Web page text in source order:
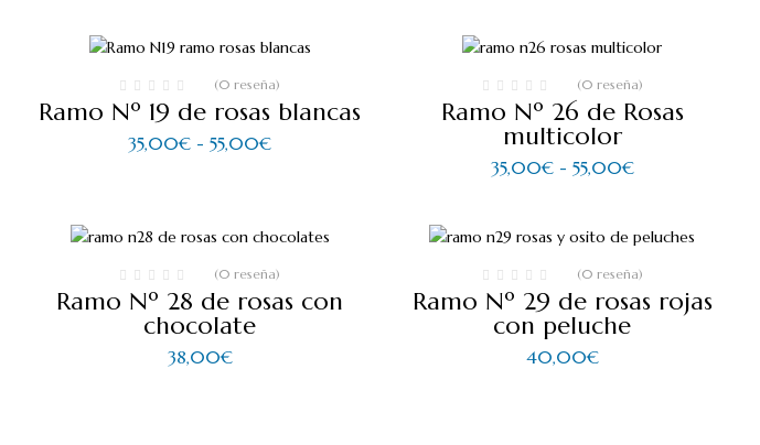
hasta
90,00€
35,00€
55,00€
(0 reseña)
Ramo Nº 19 de rosas blancas
35,00€ - 55,00€Rango
hasta
55,00€
(0 reseña)
Ramo Nº 26 de Rosas
multicolor
35,00€ - 55,00€Rango
35,00€
55,00€
(0 reseña)
Ramo Nº 28 de rosas con
chocolate
38,00€
(0 reseña)
Ramo Nº 29 de rosas rojas
con peluche
40,00€